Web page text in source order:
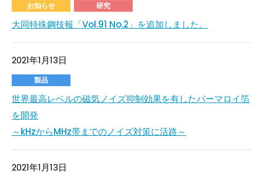
お知らせ 研究
大同特殊鋼技報「Vol.91 No.2」を追加しました。
2021年1月13日
製品
世界最高レベルの磁気ノイズ抑制効果を有したパーマロイ箔
を開発
～kHzからMHz帯までのノイズ対策に活路～
2021年1月13日